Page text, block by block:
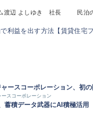
ム渡辺 よしゆき 社長 民泊
ースコーポレーション、初
ースコーポレーション
蓄積データ武器にAI積極活用